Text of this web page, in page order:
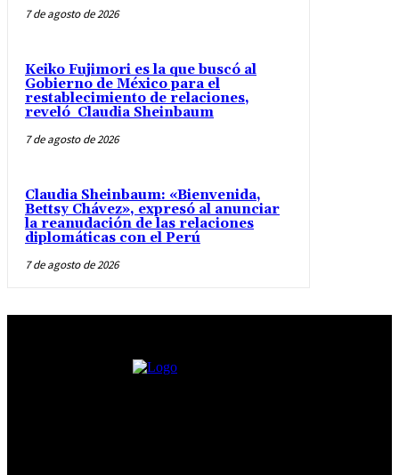
7 de agosto de 2026
Keiko Fujimori es la que buscó al
Gobierno de México para el
restablecimiento de relaciones,
reveló Claudia Sheinbaum
7 de agosto de 2026
Claudia Sheinbaum: «Bienvenida,
Bettsy Chávez», expresó al anunciar
la reanudación de las relaciones
diplomáticas con el Perú
7 de agosto de 2026